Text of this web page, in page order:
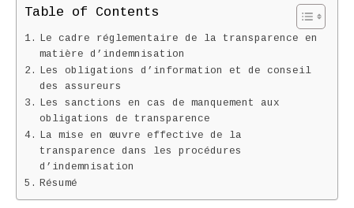
Table of Contents
Le cadre réglementaire de la transparence en
matière d’indemnisation
Les obligations d’information et de conseil
des assureurs
Les sanctions en cas de manquement aux
obligations de transparence
La mise en œuvre effective de la
transparence dans les procédures
d’indemnisation
Résumé